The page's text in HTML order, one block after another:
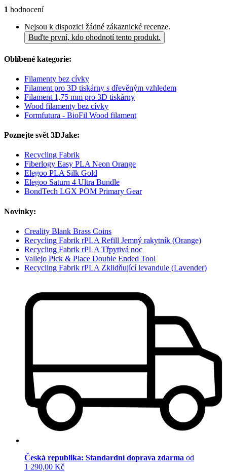
1 hodnocení
Nejsou k dispozici žádné zákaznické recenze.
Buďte první, kdo ohodnotí tento produkt.
Oblíbené kategorie:
Filamenty bez cívky
Filament pro 3D tiskárny s dřevěným vzhledem
Filament 1,75 mm pro 3D tiskárny
Wood filamenty bez cívky
Formfutura - BioFil Wood filament
Poznejte svět 3DJake:
Recycling Fabrik
Fiberlogy Easy PLA Neon Orange
Elegoo PLA Silk Gold
Elegoo Saturn 4 Ultra Bundle
BondTech LGX POM Primary Gear
Novinky:
Creality Blank Brass Coins
Recycling Fabrik rPLA Refill Jemný rakytník (Orange)
Recycling Fabrik rPLA Třpytivá noc
Vallejo Pick & Place Double Ended Tool
Recycling Fabrik rPLA Zklidňující levandule (Lavender)
Česká republika: Standardní doprava zdarma od
1 290,00 Kč